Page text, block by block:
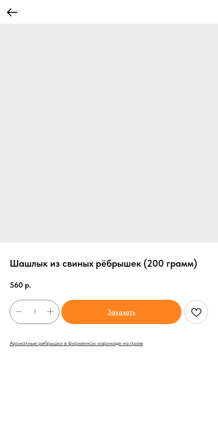
Шашлык из свиных рёбрышек (200 грамм)
560 р.
Заказать
Ароматные ребрышки в фирменном маринаде на гриле